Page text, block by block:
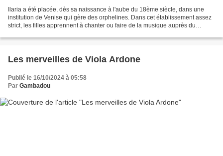
Ilaria a été placée, dès sa naissance à l'aube du 18ème siècle, dans une
institution de Venise qui gère des orphelines. Dans cet établissement assez
strict, les filles apprennent à chanter ou faire de la musique auprès du
Les merveilles de Viola Ardone
Publié le 16/10/2024 à 05:58
Par Gambadou